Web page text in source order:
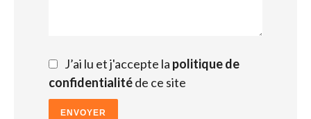
J’ai lu et j'accepte la politique de
confidentialitéde ce site
ENVOYER